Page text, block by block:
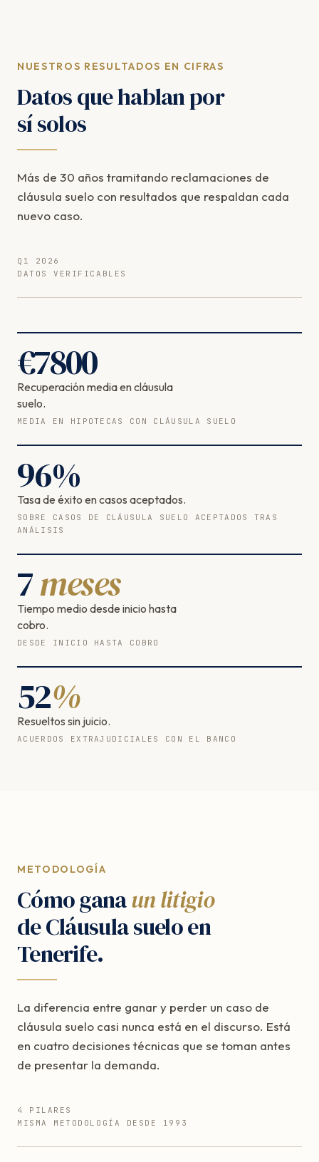
NUESTROS RESULTADOS EN CIFRAS
Datos que hablan por
sí solos
Más de 30 años tramitando reclamaciones de
cláusula suelo con resultados que respaldan cada
nuevo caso.
Q1 2026
DATOS VERIFICABLES
€7800
Recuperación media en cláusula
suelo.
MEDIA EN HIPOTECAS CON CLÁUSULA SUELO
96%
Tasa de éxito en casos aceptados.
SOBRE CASOS DE CLÁUSULA SUELO ACEPTADOS TRAS
ANÁLISIS
7meses
Tiempo medio desde inicio hasta
cobro.
DESDE INICIO HASTA COBRO
52%
Resueltos sin juicio.
ACUERDOS EXTRAJUDICIALES CON EL BANCO
METODOLOGÍA
Cómo ganaun litigio
de Cláusula suelo en
Tenerife.
La diferencia entre ganar y perder un caso de
cláusula suelo casi nunca está en el discurso. Está
en cuatro decisiones técnicas que se toman antes
de presentar la demanda.
4 PILARES
MISMA METODOLOGÍA DESDE 1993